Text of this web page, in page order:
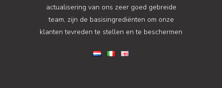
actualisering van ons zeer goed gebreide
team, zijn de basisingrediënten om onze
klanten tevreden te stellen en te beschermen